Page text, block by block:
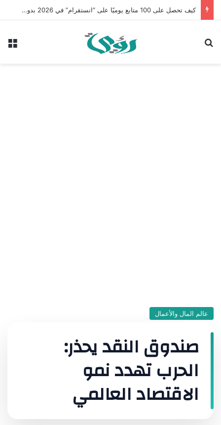
كيف تحصل على 100 متابع يوميًا على “انستقرام” في 2026 بدون إعلانات
عالم المال والأعمال
صندوق النقد يحذر:
الحرب تهدد نمو
الاقتصاد العالمي